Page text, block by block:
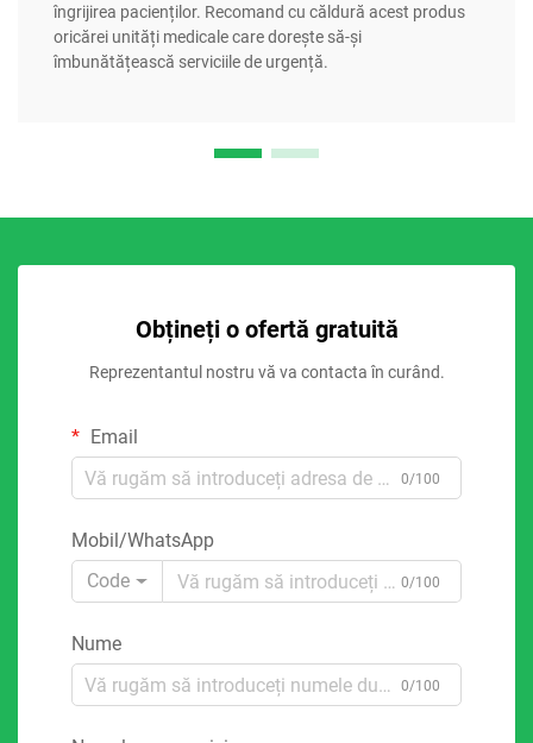
îngrijirea pacienților. Recomand cu căldură acest produs
oricărei unități medicale care dorește să-și
îmbunătățească serviciile de urgență.
Obțineți o ofertă gratuită
Reprezentantul nostru vă va contacta în curând.
Email
0/100
Mobil/WhatsApp
Code
0/100
Nume
0/100